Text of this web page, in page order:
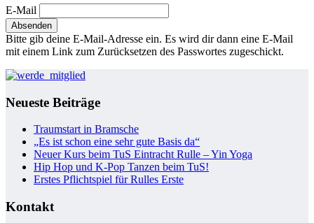
E-Mail
Bitte gib deine E-Mail-Adresse ein. Es wird dir dann eine E-Mail
mit einem Link zum Zurücksetzen des Passwortes zugeschickt.
Neueste Beiträge
Traumstart in Bramsche
„Es ist schon eine sehr gute Basis da“
Neuer Kurs beim TuS Eintracht Rulle – Yin Yoga
Hip Hop und K-Pop Tanzen beim TuS!
Erstes Pflichtspiel für Rulles Erste
Kontakt